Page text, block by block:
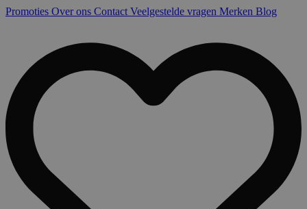
Promoties Over ons Contact Veelgestelde vragen Merken Blog